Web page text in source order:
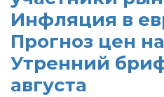
Инфляция в
Прогноз цен
Утренний
августа